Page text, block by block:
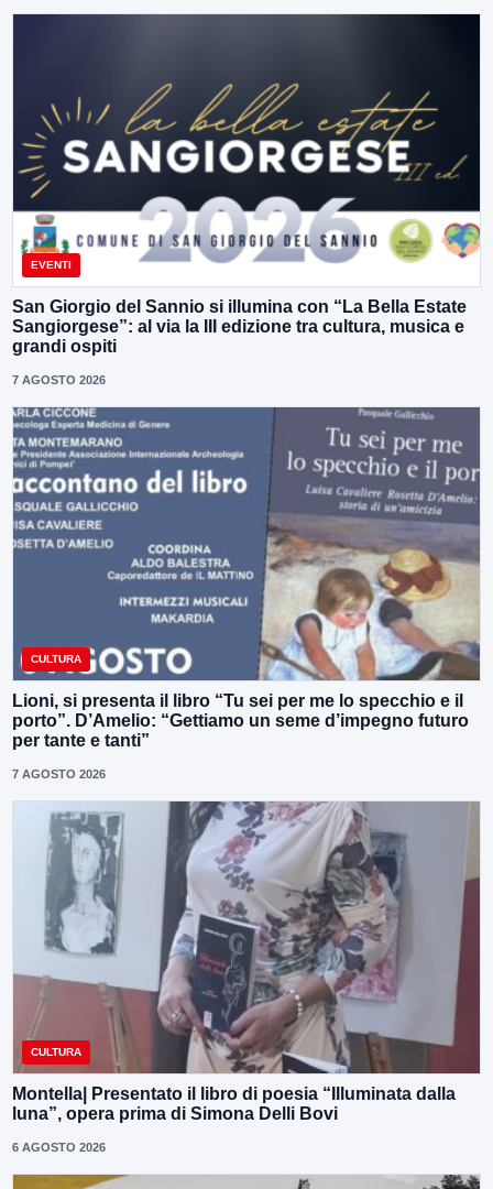
EVENTI
San Giorgio del Sannio si illumina con “La Bella Estate
Sangiorgese”: al via la III edizione tra cultura, musica e
grandi ospiti
7 AGOSTO 2026
CULTURA
Lioni, si presenta il libro “Tu sei per me lo specchio e il
porto”. D’Amelio: “Gettiamo un seme d’impegno futuro
per tante e tanti”
7 AGOSTO 2026
CULTURA
Montella| Presentato il libro di poesia “Illuminata dalla
luna”, opera prima di Simona Delli Bovi
6 AGOSTO 2026